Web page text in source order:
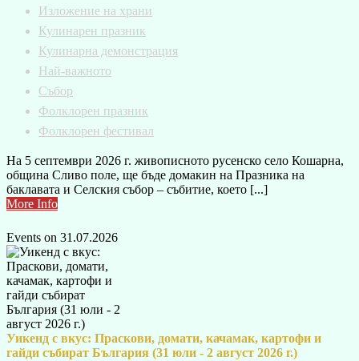
Изложение на храни
Кулинарен празник
Кулинарна демонстрация
Най-важното
Събор
Фолклорен празник
Фолклорен фестивал
На 5 септември 2026 г. живописното русенско село Кошарна,
община Сливо поле, ще бъде домакин на Празника на
баклавата и Селския събор – събитие, което [...]
More Info
Events on 31.07.2026
Уикенд с вкус: Праскови, домати, качамак, картофи и
гайди събират България (31 юли - 2 август 2026 г.)